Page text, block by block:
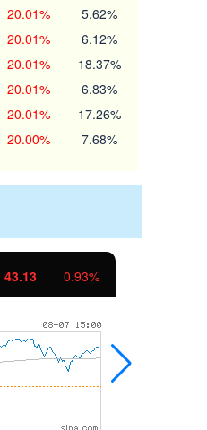
20.01% 5.62%
20.01% 6.12%
20.01% 18.37%
20.01% 6.83%
20.01% 17.26%
20.00% 7.68%
43.13 0.93%